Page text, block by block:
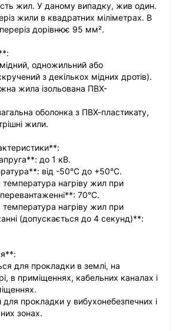
жил. У даному випадку, жив один.
жили в квадратних міліметрах. В
дорівнює 95 мм².
одножильний або
з декількох мідних дротів).
жила ізольована ПВХ-
оболонка з ПВХ-пластикату,
жили.
до 1 кВ.
від -50°C до +50°C.
нагріву жил при
70°C.
нагріву жил при
(допускається до 4 секунд)**:
для прокладки в землі, на
в приміщеннях, кабельних каналах і
прокладки у вибухонебезпечних і
зонах.